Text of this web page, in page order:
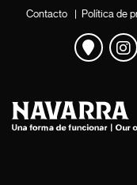
Contacto | Política de
Ver